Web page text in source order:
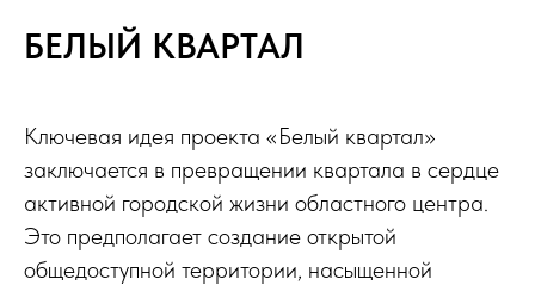
БЕЛЫЙ КВАРТАЛ
Ключевая идея проекта «Белый квартал»
заключается в превращении квартала в сердце
активной городской жизни областного центра.
Это предполагает создание открытой
общедоступной территории, насыщенной